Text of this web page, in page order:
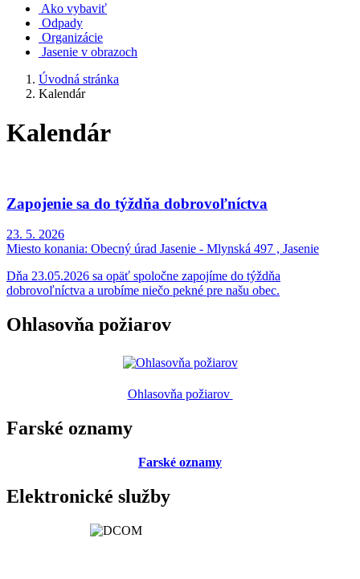
Ako vybaviť
Odpady
Organizácie
Jasenie v obrazoch
Úvodná stránka
Kalendár
Kalendár
Zapojenie sa do týždňa dobrovoľníctva
23. 5. 2026
Miesto konania: Obecný úrad Jasenie - Mlynská 497 , Jasenie
Dňa 23.05.2026 sa opäť spoločne zapojíme do týždňa
dobrovoľníctva a urobíme niečo pekné pre našu obec.
Ohlasovňa požiarov
Ohlasovňa požiarov
Farské oznamy
Farské oznamy
Elektronické služby